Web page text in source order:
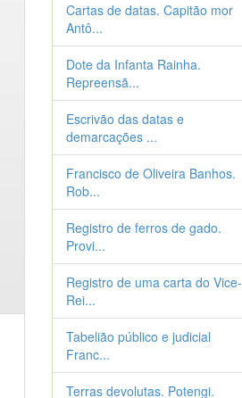
Cartas de datas. Capitão mor
Antô...
Dote da Infanta Rainha.
Repreensã...
Escrivão das datas e
demarcações ...
Francisco de Oliveira Banhos.
Rob...
Registro de ferros de gado.
Provi...
Registro de uma carta do Vice-
Rei...
Tabelião público e judicial
Franc...
Terras devolutas. Potengi.